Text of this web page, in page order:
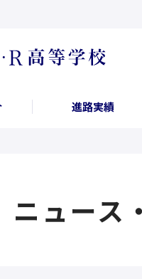
進路実績
ニュース